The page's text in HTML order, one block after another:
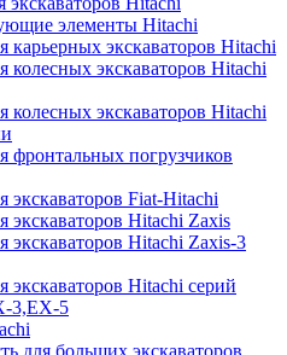
элементы Hitachi
карьерных экскаваторов Hitachi
колесных экскаваторов Hitachi
колесных экскаваторов Hitachi
фронтальных погрузчиков
экскаваторов Fiat-Hitachi
экскаваторов Hitachi Zaxis
экскаваторов Hitachi Zaxis-3
экскаваторов Hitachi серий
3,EX-5
для больших экскаваторов